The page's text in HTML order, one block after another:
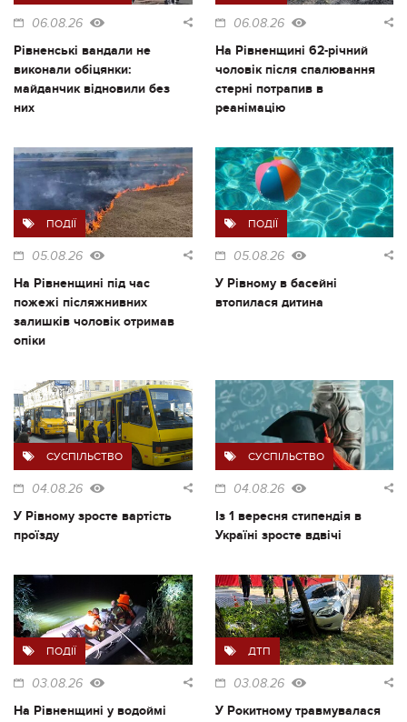
06.08.26
Рівненські вандали не
виконали обіцянки:
майданчик відновили без
них
06.08.26
На Рівненщині 62-річний
чоловік після спалювання
стерні потрапив в
реанімацію
ПОДІЇ
05.08.26
На Рівненщині під час
пожежі післяжнивних
залишків чоловік отримав
опіки
ПОДІЇ
05.08.26
У Рівному в басейні
втопилася дитина
СУСПІЛЬСТВО
04.08.26
У Рівному зросте вартість
проїзду
СУСПІЛЬСТВО
04.08.26
Із 1 вересня стипендія в
Україні зросте вдвічі
ПОДІЇ
03.08.26
На Рівненщині у водоймі
ДТП
03.08.26
У Рокитному травмувалася